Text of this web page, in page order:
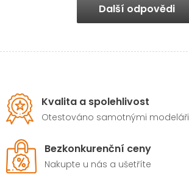
Další odpovědi
Kvalita a spolehlivost
Otestováno samotnými modeláři
Bezkonkurenční ceny
Nakupte u nás a ušetříte